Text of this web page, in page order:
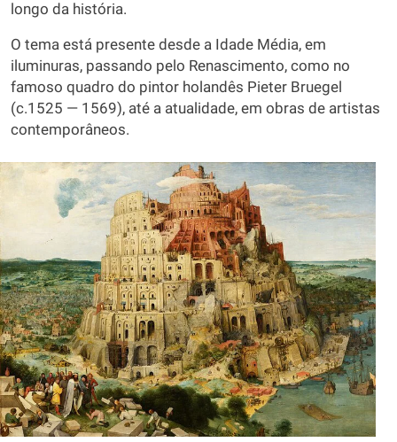
longo da história.
O tema está presente desde a Idade Média, em
iluminuras, passando pelo Renascimento, como no
famoso quadro do pintor holandês Pieter Bruegel
(c.1525 — 1569), até a atualidade, em obras de artistas
contemporâneos.